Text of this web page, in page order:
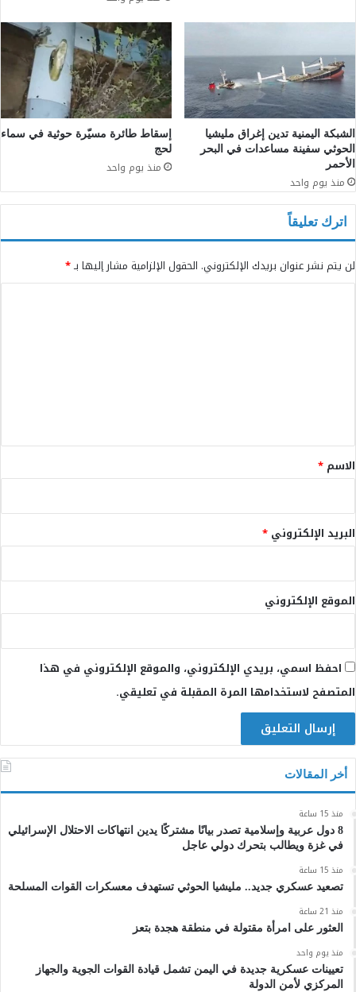
الشبكة اليمنية تدين إغراق مليشيا
الحوثي سفينة مساعدات في البحر
الأحمر
منذ يوم واحد
إسقاط طائرة مسيّرة حوثية في سماء
لحج
منذ يوم واحد
اترك تعليقاً
لن يتم نشر عنوان بريدك الإلكتروني. الحقول الإلزامية مشار إليها بـ*
*
الاسم *
البريد الإلكتروني *
الموقع الإلكتروني
احفظ اسمي، بريدي الإلكتروني، والموقع الإلكتروني في هذا
المتصفح لاستخدامها المرة المقبلة في تعليقي.
أخر المقالات
منذ 15 ساعة
8 دول عربية وإسلامية تصدر بيانًا مشتركًا يدين انتهاكات الاحتلال الإسرائيلي
في غزة ويطالب بتحرك دولي عاجل
منذ 15 ساعة
تصعيد عسكري جديد.. مليشيا الحوثي تستهدف معسكرات القوات المسلحة
منذ 21 ساعة
العثور على امرأة مقتولة في منطقة هجدة بتعز
منذ يوم واحد
تعيينات عسكرية جديدة في اليمن تشمل قيادة القوات الجوية والجهاز
المركزي لأمن الدولة